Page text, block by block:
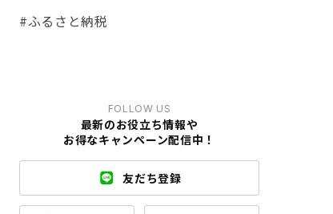
#ふるさと納税
FOLLOW US
最新のお役立ち情報や
お得なキャンペーン配信中！
友だち登録